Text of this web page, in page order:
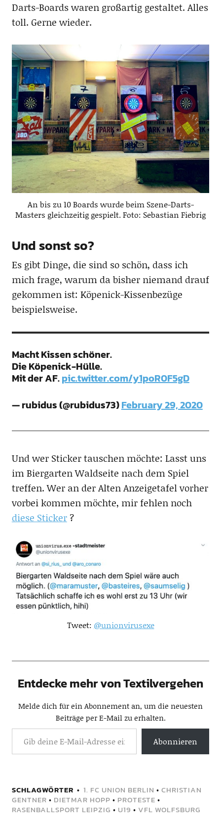
Darts-Boards waren großartig gestaltet. Alles
toll. Gerne wieder.
An bis zu 10 Boards wurde beim Szene-Darts-
Masters gleichzeitig gespielt. Foto: Sebastian Fiebrig
Und sonst so?
Es gibt Dinge, die sind so schön, dass ich
mich frage, warum da bisher niemand drauf
gekommen ist: Köpenick-Kissenbezüge
beispielsweise.
Macht Kissen schöner.
Die Köpenick-Hülle.
Mit der AF.pic.twitter.com/y1poR0F5gD
— rubidus (@rubidus73)February 29, 2020
Und wer Sticker tauschen möchte: Lasst uns
im Biergarten Waldseite nach dem Spiel
treffen. Wer an der Alten Anzeigetafel vorher
vorbei kommen möchte, mir fehlen noch
diese Sticker?
Tweet: @unionvirusexe
Entdecke mehr von Textilvergehen
Melde dich für ein Abonnement an, um die neuesten
Beiträge per E-Mail zu erhalten.
Abonnieren
SCHLAGWÖRTER 1. FC UNION BERLIN • CHRISTIAN
GENTNER • DIETMAR HOPP • PROTESTE •
RASENBALLSPORT LEIPZIG • U19 • VFL WOLFSBURG